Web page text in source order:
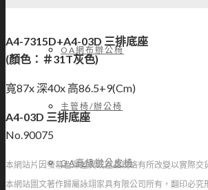
OA網布辦公椅
主管椅/辦公椅
OA高級辦公皮椅
A4-7315D+A4-03D 三排底座
(顏色：＃31T灰色)
寬87x 深40x 高86.5+9(Cm)
A4-03D 三排底座
No.90075
本網站片因螢幕色澤差異或產品規格有所改變以實際交
本網站圖文著作歸屬詠翊家具有限公司所有，翻印必究